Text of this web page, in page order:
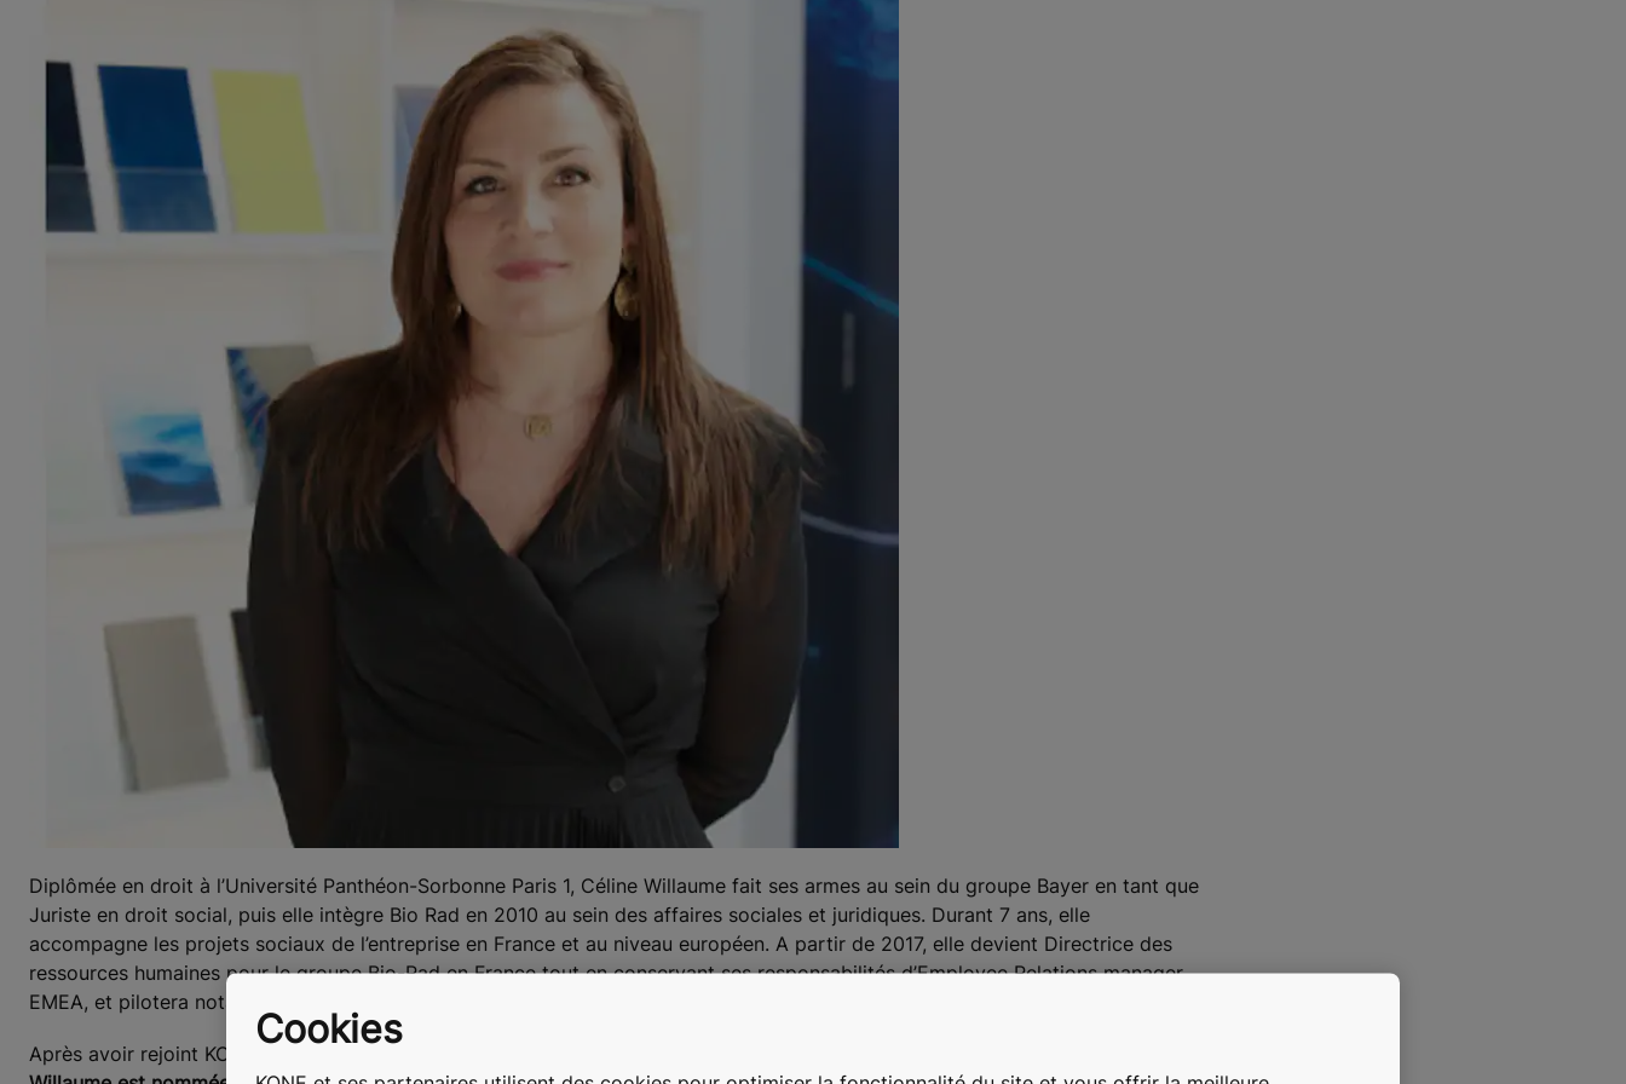
Diplômée en droit à l’Université Panthéon-Sorbonne Paris 1, Céline Willaume fait ses armes au sein du groupe Bayer en tant que
Juriste en droit social, puis elle intègre Bio Rad en 2010 au sein des affaires sociales et juridiques. Durant 7 ans, elle
accompagne les projets sociaux de l’entreprise en France et au niveau européen. A partir de 2017, elle devient Directrice des
ressources humaines pour le groupe Bio-Rad en France tout en conservant ses responsabilités d’Employee Relations manager
EMEA, et pilotera notamment les projets de transformation du Groupe dans un environnement en perpétuelle évolution.
Après avoir rejoint KONE à
Cookies